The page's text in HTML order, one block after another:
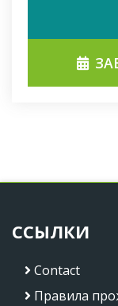
ССЫЛКИ
Contact
Правила